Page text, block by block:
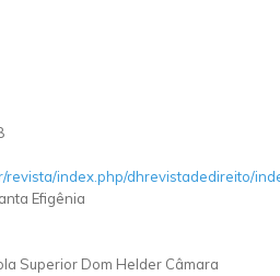
revista/index.php/dhrevistadedireito/
Efigênia
Superior Dom Helder Câmara